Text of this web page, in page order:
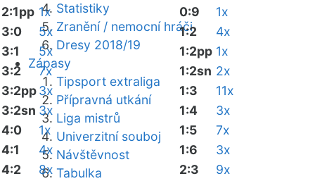
Statistiky
Zranění / nemocní hráči
Dresy 2018/19
Zápasy
Tipsport extraliga
Přípravná utkání
Liga mistrů
Univerzitní souboj
Návštěvnost
Tabulka
2:1pp 1x
3:0
5x
3:1
5x
3:2
7x
3:2pp3x
3:2sn 3x
4:0
1x
4:1
4x
4:2
8x
0:9
1x
1:2
4x
1:2pp 1x
1:2sn 2x
1:3
11x
1:4
3x
1:5
7x
1:6
3x
2:3
9x